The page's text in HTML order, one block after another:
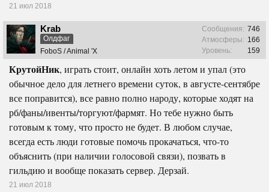
21 июл 2018
Krab
Олдфаг
FoboS / Animal 'X
Сообщения: 746
Атмосферы: 166
Уровень:
159
КрутойНик, играть стоит, онлайн хоть летом и упал (это
обычное дело для летнего времени суток, в августе-сентябре
все поправится), все равно полно народу, которые ходят на
рб/фаны/ивенты/торгуют/фармят. Но тебе нужно быть
готовым к тому, что просто не будет. В любом случае,
всегда есть люди готовые помочь прокачаться, что-то
объяснить (при наличии голосовой связи), позвать в
гильдию и вообще показать сервер. Дерзай.
21 июл 2018